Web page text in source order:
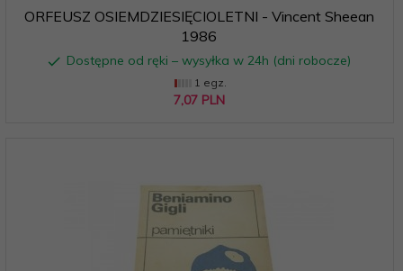
ORFEUSZ OSIEMDZIESIĘCIOLETNI - Vincent Sheean
1986
Dostępne od ręki – wysyłka w 24h (dni robocze)
1 egz.
7,07 PLN